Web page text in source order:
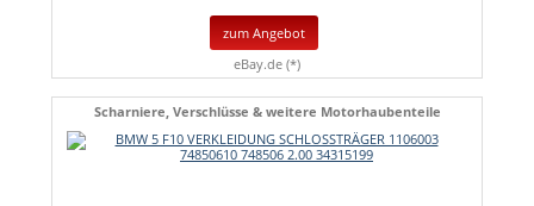
zum Angebot
eBay.de (*)
Scharniere, Verschlüsse & weitere Motorhaubenteile